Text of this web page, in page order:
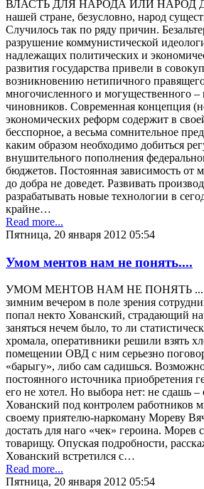
ВЛАСТЬ ДЛЯ НАРОДА ИЛИ НАРОД
нашей стране, безусловно, народ
Случилось так по ряду причин.
разрушение коммунистической
надлежащих политических и
развития государства привели в
возникновению нетипичного правящего
многочисленного и могущественного
чиновников. Современная концепция
экономических реформ содержит в
бесспорное, а весьма сомнительное
каким образом необходимо добиться
внушительного пополнения
бюджетов. Постоянная зависимость от
до добра не доведет. Развивать
разрабатывать новые технологии в
крайне…
Read more...
Пятница, 20 января 2012 05:54
Умом ментов нам не понять....
УМОМ МЕНТОВ НАМ НЕ ПОНЯТЬ ...
зимним вечером в поле зрения
попал некто Хованский, страдающий
заняться нечем было, то ли
хромала, оперативники решили взять
помещении ОВД с ним серьезно
«барыгу», либо сам садишься.
постоянного источника приобретения
его не хотел. Но выбора нет: не сдашь
Хованский под контролем работников
своему приятелю-наркоману Мореву
достать для наго «чек» героина. Морев
товарищу. Опуская подробности,
Хованский встретился с…
Read more...
Пятница, 20 января 2012 05:54